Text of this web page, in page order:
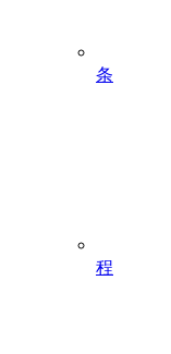
条
程